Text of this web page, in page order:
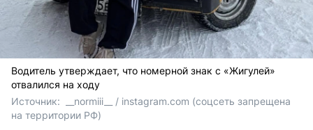
Водитель утверждает, что номерной знак с «Жигулей»
отвалился на ходу
Источник:
__normiii__ / instagram.com (соцсеть запрещена
на территории РФ)